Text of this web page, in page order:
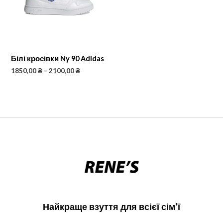
Білі кросівки Ny 90 Adidas
1850,00₴ –2100,00₴
Найкраще взуття для всієї сім'ї